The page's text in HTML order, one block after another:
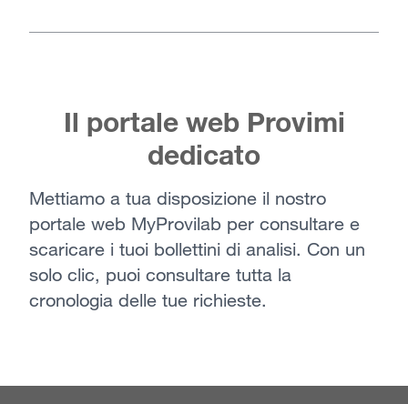
Il portale web Provimi
dedicato
Mettiamo a tua disposizione il nostro
portale web MyProvilab per consultare e
scaricare i tuoi bollettini di analisi. Con un
solo clic, puoi consultare tutta la
cronologia delle tue richieste.